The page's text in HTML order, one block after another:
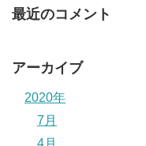
最近のコメント
アーカイブ
2020年
7月